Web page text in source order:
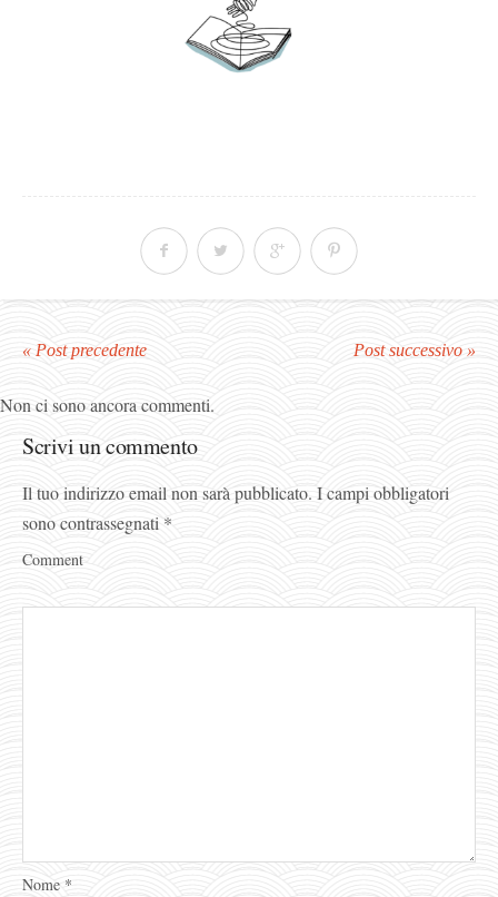
« Post precedente Post successivo »
Non ci sono ancora commenti.
Scrivi un commento
Il tuo indirizzo email non sarà pubblicato. I campi obbligatori
sono contrassegnati *
Comment
Nome *